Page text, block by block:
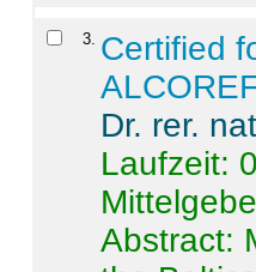
3 Certified
Dr. rer.
Laufzeit:
Abstract: